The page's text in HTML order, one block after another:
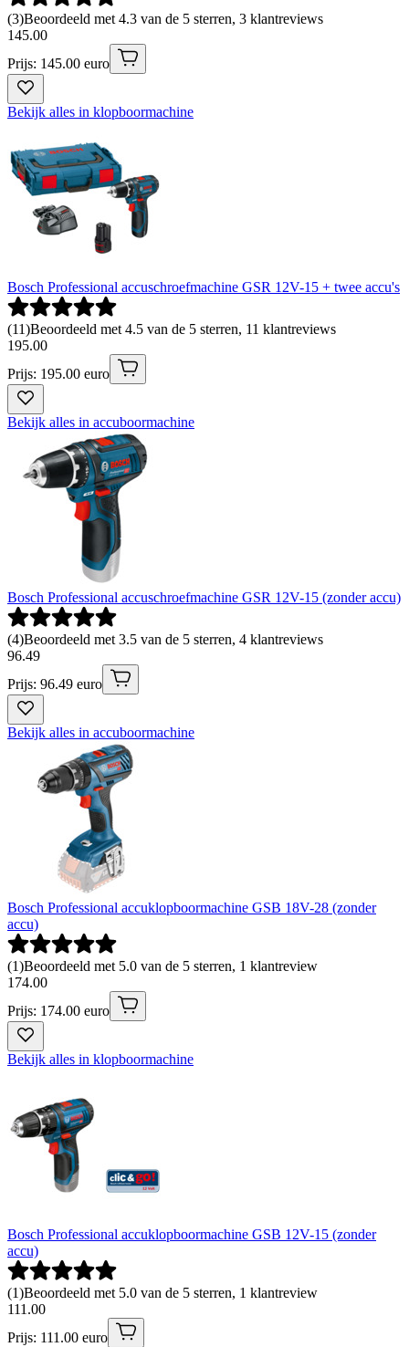
(3)Beoordeeld met 4.3 van de 5 sterren, 3 klantreviews
145.00
Prijs: 145.00 euro
Bekijk alles in klopboormachine
Bosch Professional accuschroefmachine GSR 12V-15 + twee accu's
(11)Beoordeeld met 4.5 van de 5 sterren, 11 klantreviews
195.00
Prijs: 195.00 euro
Bekijk alles in accuboormachine
Bosch Professional accuschroefmachine GSR 12V-15 (zonder accu)
(4)Beoordeeld met 3.5 van de 5 sterren, 4 klantreviews
96.49
Prijs: 96.49 euro
Bekijk alles in accuboormachine
Bosch Professional accuklopboormachine GSB 18V-28 (zonder
accu)
(1)Beoordeeld met 5.0 van de 5 sterren, 1 klantreview
174.00
Prijs: 174.00 euro
Bekijk alles in klopboormachine
Bosch Professional accuklopboormachine GSB 12V-15 (zonder
accu)
(1)Beoordeeld met 5.0 van de 5 sterren, 1 klantreview
111 .00
Prijs: 111.00 euro